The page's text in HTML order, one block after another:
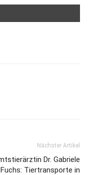
Nächster Artikel
Dr. Gabriele
Fuchs: Tiertransporte in